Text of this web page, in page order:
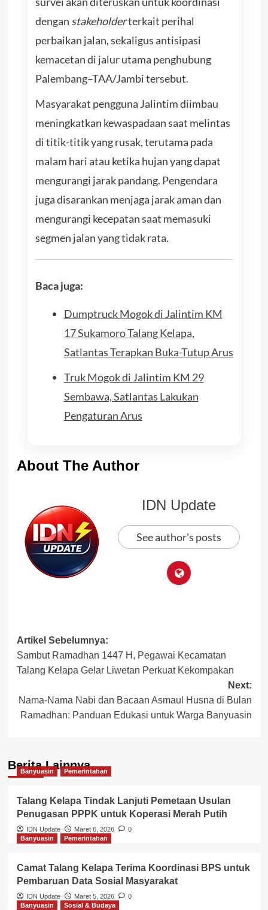
dengan stakeholderterkait perihal
perbaikan jalan, sekaligus antisipasi
kemacetan di jalur utama penghubung
Palembang–TAA/Jambi tersebut.
Masyarakat pengguna Jalintim diimbau
meningkatkan kewaspadaan saat melintas
di titik-titik yang rusak, terutama pada
malam hari atau ketika hujan yang dapat
mengurangi jarak pandang. Pengendara
juga disarankan menjaga jarak aman dan
mengurangi kecepatan saat memasuki
segmen jalan yang tidak rata.
Baca juga:
Dumptruck Mogok di Jalintim KM
17 Sukamoro Talang Kelapa,
Satlantas Terapkan Buka-Tutup Arus
Truk Mogok di Jalintim KM 29
Sembawa, Satlantas Lakukan
Pengaturan Arus
About The Author
IDN Update
See author's posts
Post
navigation
Artikel Sebelumnya:
Sambut Ramadhan 1447 H, Pegawai Kecamatan
Talang Kelapa Gelar Liwetan Perkuat Kekompakan
Next:
Nama-Nama Nabi dan Bacaan Asmaul Husna di Bulan
Ramadhan: Panduan Edukasi untuk Warga Banyuasin
Berita Lainnya
Banyuasin Pemerintahan
Talang Kelapa Tindak Lanjuti Pemetaan Usulan
Penugasan PPPK untuk Koperasi Merah Putih
IDN Update Maret 6, 2026
0
Banyuasin
Pemerintahan
Camat Talang Kelapa Terima Koordinasi BPS untuk
Pembaruan Data Sosial Masyarakat
IDN Update Maret 5, 2026
0
Banyuasin
Sosial & Budaya